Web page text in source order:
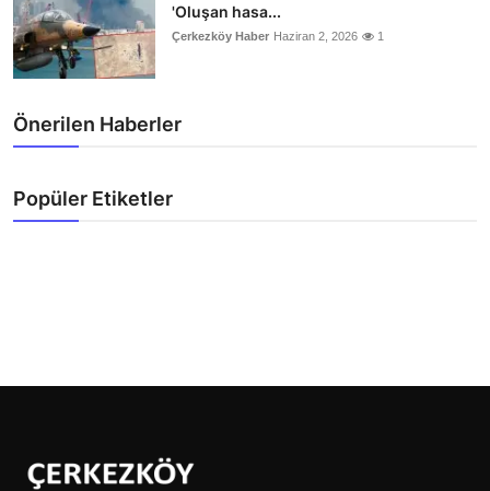
'Oluşan hasa...
Çerkezköy Haber Haziran 2, 2026 1
Önerilen Haberler
Popüler Etiketler